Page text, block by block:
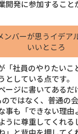
開発に参加すること
ンバーが思うイデア
いいところ
「社員のやりたいこ
としている点です。
ージに書いてあるだ
ではなく、普通の
事も「できない理由
うに尊重してくれる